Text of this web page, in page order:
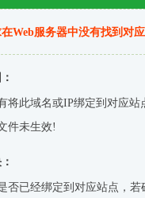
Web服务器中没有找到对
将此域名或IP绑定到对应站
件未生效!
否已经绑定到对应站点，